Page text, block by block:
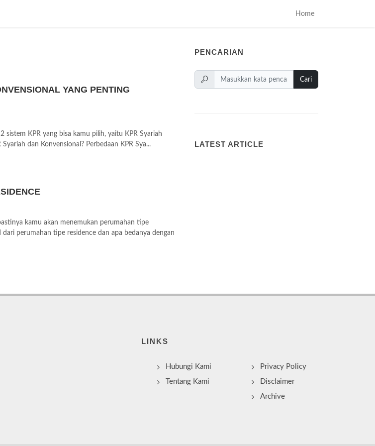
Home
YANG PENTING
sistem KPR yang bisa kamu pilih, yaitu KPR Syariah
dan Konvensional? Perbedaan KPR Sya...
kamu akan menemukan perumahan tipe
perumahan tipe residence dan apa bedanya dengan
PENCARIAN
Cari
LATEST ARTICLE
LINKS
Hubungi Kami
Tentang Kami
Privacy Policy
Disclaimer
Archive